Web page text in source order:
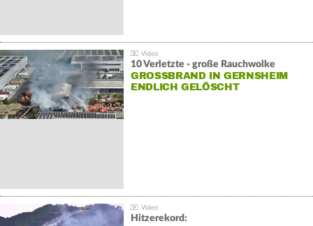
10 Verletzte - große Rauchwolke
GROSSBRAND IN GERNSHEIM E
NDLICH GELÖSCHT
Hitzerekord: